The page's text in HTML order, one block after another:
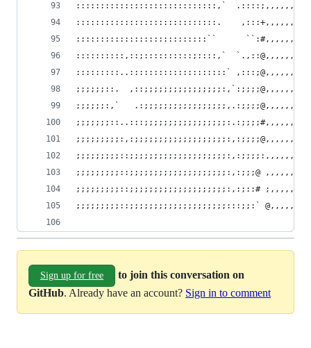
:::::::::::::::::::::::::::::,`
:::::::::::::::::::::::::::::.
:::::::::::::::::::::::::::``
::::::::::,::;::::::::::;::::,`
:::::::::..::::::::::::::::::::`
;;;;;;::.
;;;;;;:,`
;;;;;;;;;::;;;;;;;;;;;;;;;;;;;;:,:;;;@
;;;;;;;;;::;;;;;;;;;;;;;;;;;;;;:,:;::#
;;;;;;;;;::;;;;;;;;;;;;;;;;;;;;:::;;:`
Sign up for free
to join this conversation on
GitHub. Already have an account? Sign in to comment